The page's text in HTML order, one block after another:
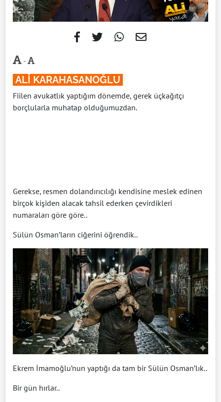
-
ALİ KARAHASANOĞLU
Fiilen avukatlık yaptığım dönemde, gerek üçkağıtçı
borçlularla muhatap olduğumuzdan.
Gerekse, resmen dolandırıcılığı kendisine meslek edinen
birçok kişiden alacak tahsil ederken çevirdikleri
numaraları göre göre..
Sülün Osman’ların ciğerini öğrendik..
Ekrem İmamoğlu’nun yaptığı da tam bir Sülün Osman’lık..
Bir gün hırlar..